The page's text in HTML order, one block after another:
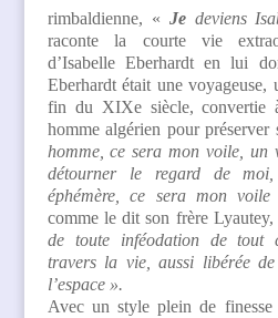
rimbaldienne, « Je deviens
raconte la courte vie
d’Isabelle Eberhardt en lui
Eberhardt était une
fin du XIXe siècle, convertie
homme algérien pour préserver
homme, ce sera mon voile,
détourner le regard de
éphémère, ce sera mon voile
comme le dit son frère
de toute inféodation de
travers la vie, aussi libérée
l’espace ».
Avec un style plein de finesse